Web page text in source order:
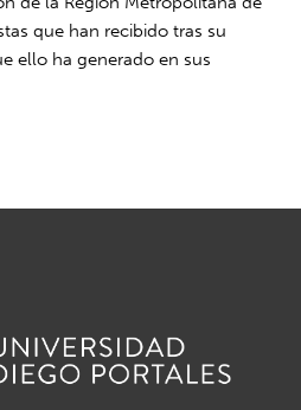
que han recibido tras su
ello ha generado en sus